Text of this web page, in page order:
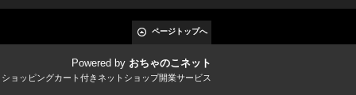
ページトップへ
Powered by おちゃのこネット
ョッピングカート付きネットショップ開業サービス